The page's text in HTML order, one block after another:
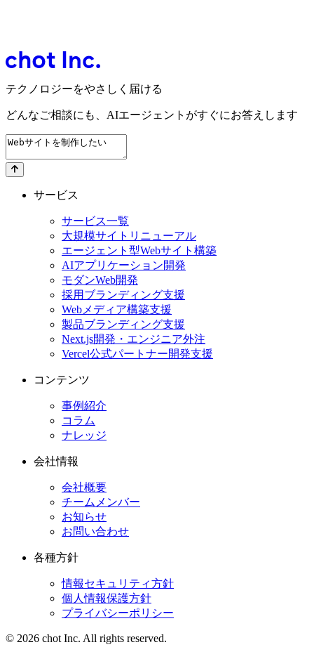
テクノロジーをやさしく届ける
どんなご相談にも、 AIエージェントがすぐにお答えします
サービス
サービス一覧
大規模サイトリニューアル
エージェント型Webサイト構築
AIアプリケーション開発
モダンWeb開発
採用ブランディング支援
Webメディア構築支援
製品ブランディング支援
Next.js開発・エンジニア外注
Vercel公式パートナー開発支援
コンテンツ
事例紹介
コラム
ナレッジ
会社情報
会社概要
チームメンバー
お知らせ
お問い合わせ
各種方針
情報セキュリティ方針
個人情報保護方針
プライバシーポリシー
© 2026 chot Inc. All rights reserved.